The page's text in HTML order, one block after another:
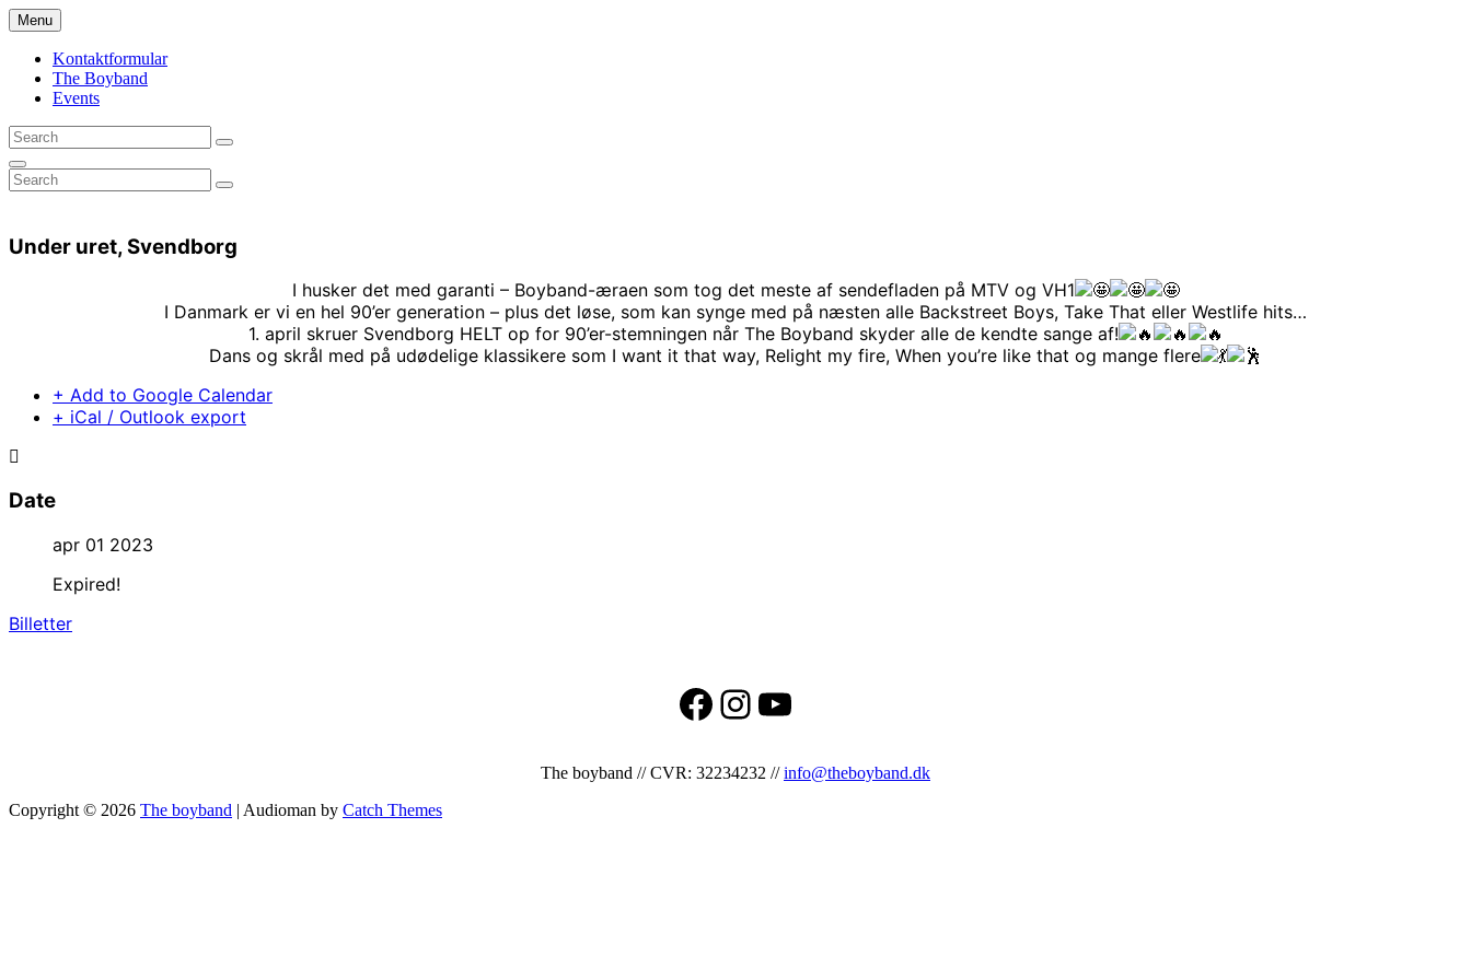
Skip
to
content
Menu
Kontaktformular
The Boyband
Events
Search
for:
Search
Search
Search
for:
Search
Under uret, Svendborg
I husker det med garanti – Boyband-æraen som tog det meste af sendefladen på MTV og VH1
I Danmark er vi en hel 90’er generation – plus det løse, som kan synge med på næsten alle Backstreet Boys, Take That eller Westlife hits…
1. april skruer Svendborg HELT op for 90’er-stemningen når The Boyband skyder alle de kendte sange af!
Dans og skrål med på udødelige klassikere som I want it that way, Relight my fire, When you’re like that og mange flere
+ Add to Google Calendar
+ iCal / Outlook export
Date
apr 01 2023
Expired!
Billetter
Facebook
Instagram
YouTube
The boyband // CVR: 32234232 //info@theboyband.dk
Copyright © 2026 The boyband | Audioman by Catch Themes